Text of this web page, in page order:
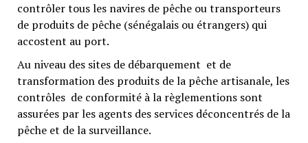
contrôler tous les navires de pêche ou transporteurs
de produits de pêche (sénégalais ou étrangers) qui
accostent au port.
Au niveau des sites de débarquement et de
transformation des produits de la pêche artisanale, les
contrôles de conformité à la règlementions sont
assurées par les agents des services déconcentrés de la
pêche et de la surveillance.